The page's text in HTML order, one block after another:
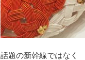
話題の新幹線ではなく